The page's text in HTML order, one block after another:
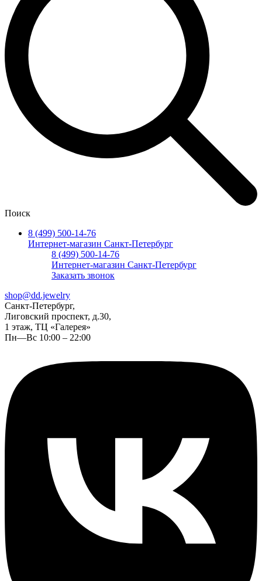
Поиск
8 (499) 500-14-76
Интернет-магазин Санкт-Петербург
8 (499) 500-14-76
Интернет-магазин Санкт-Петербург
Заказать звонок
shop@dd.jewelry
Санкт-Петербург,
Лиговский проспект, д.30,
1 этаж, ТЦ «Галерея»
Пн—Вс 10:00 – 22:00